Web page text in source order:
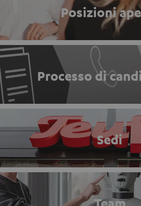
Posizioni
Processo di
Sedi